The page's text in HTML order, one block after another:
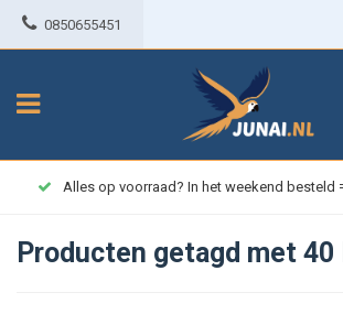
0850655451
Alles op voorraad? In het weekend besteld
Producten getagd met